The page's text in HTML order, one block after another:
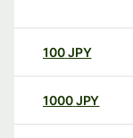
100JPY
1000JPY